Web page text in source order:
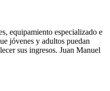
equipamiento especializado e
jóvenes y adultos puedan
sus ingresos. Juan Manuel